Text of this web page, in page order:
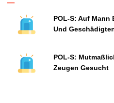
POL-S: Auf Mann
Und
POL-S:
Zeugen Gesucht